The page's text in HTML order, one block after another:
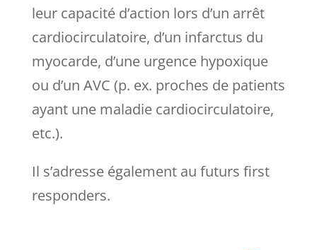
leur capacité d’action lors d’un arrêt
cardiocirculatoire, d’un infarctus du
myocarde, d’une urgence hypoxique
ou d’un AVC (p. ex. proches de patients
ayant une maladie cardiocirculatoire,
etc.).
Il s’adresse également au futurs first
responders.